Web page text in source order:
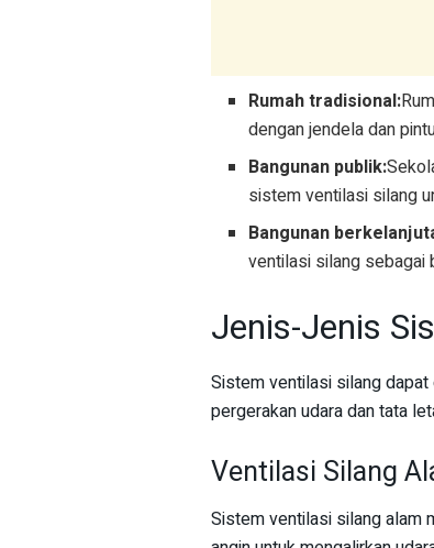
Rumah tradisional:
dengan jendela dan
Bangunan publik:
sistem ventilasi silang
Bangunan
ventilasi silang sebagai
Jenis-Jenis
Sistem ventilasi silang
pergerakan udara dan tata
Ventilasi Silang
Sistem ventilasi silang alam